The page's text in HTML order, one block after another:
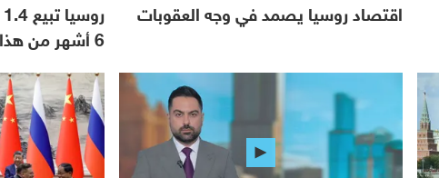
اقتصاد روسيا يصمد في وجه العقوبات
6 أشهر من هذا العام